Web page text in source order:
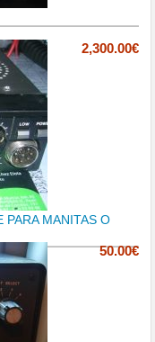
2,300.00€
PARA MANITAS O
50.00€